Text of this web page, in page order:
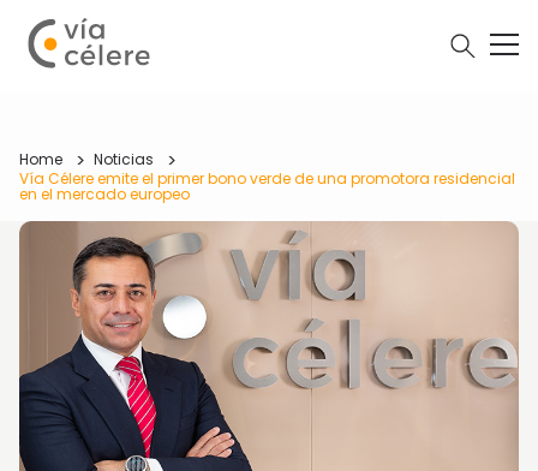
Home
Noticias
Vía Célere emite el primer bono verde de una promotora residencial
en el mercado europeo